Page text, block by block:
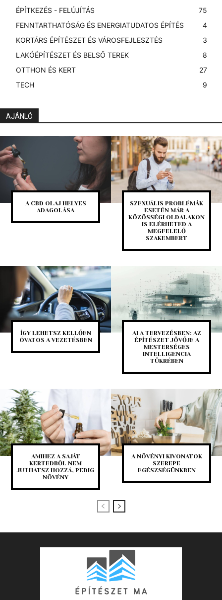
ÉPÍTKEZÉS - FELÚJÍTÁS
75
FENNTARTHATÓSÁG ÉS ENERGIATUDATOS ÉPÍTÉS
4
KORTÁRS ÉPÍTÉSZET ÉS VÁROSFEJLESZTÉS
3
LAKÓÉPÍTÉSZET ÉS BELSŐ TEREK
8
OTTHON ÉS KERT
27
TECH
9
AJÁNLÓ
A CBD OLAJ HELYES
ADAGOLÁSA
SZEXUÁLIS PROBLÉMÁK
ESETÉN MÁR A
KÖZÖSSÉGI OLDALAKON
IS ELÉRHETED A
MEGFELELŐ
SZAKEMBERT
ÍGY LEHETSZ KELLŐEN
ÓVATOS A VEZETÉSBEN
AI A TERVEZÉSBEN: AZ
ÉPÍTÉSZET JÖVŐJE A
MESTERSÉGES
INTELLIGENCIA
TÜKRÉBEN
AMIHEZ A SAJÁT
KERTEDBŐL NEM
JUTHATSZ HOZZÁ, PEDIG
NÖVÉNY
A NÖVÉNYI KIVONATOK
SZEREPE
EGÉSZSÉGÜNKBEN